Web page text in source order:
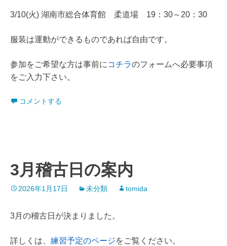
3/10(火) 湖南市総合体育館 柔道場 19：30～20：30
服装は運動ができるものであれば自由です。
参加をご希望な方は事前に コチラのフォームへ必要事項
をご入力下さい。
コメントする
3月稽古日の案内
2026年1月17日 未分類 tomida
3月の稽古日が決まりました。
詳しくは、 練習予定のページをご覧ください。